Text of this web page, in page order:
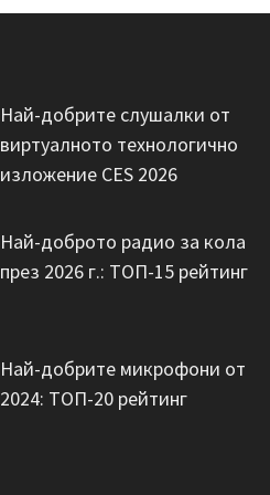
Най-добрите слушалки от
виртуалното технологично
изложение CES 2026
Най-доброто радио за кола
през 2026 г.: ТОП-15 рейтинг
Най-добрите микрофони от
2024: ТОП-20 рейтинг